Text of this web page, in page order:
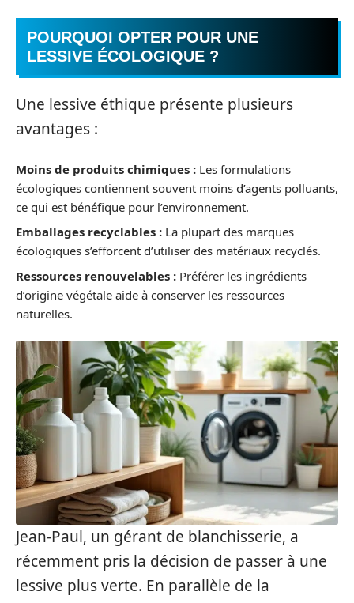
POURQUOI OPTER POUR UNE
LESSIVE ÉCOLOGIQUE ?
Une lessive éthique présente plusieurs
avantages :
Moins de produits chimiques : Les formulations
écologiques contiennent souvent moins d’agents polluants,
ce qui est bénéfique pour l’environnement.
Emballages recyclables : La plupart des marques
écologiques s’efforcent d’utiliser des matériaux recyclés.
Ressources renouvelables : Préférer les ingrédients
d’origine végétale aide à conserver les ressources
naturelles.
Jean-Paul, un gérant de blanchisserie, a
récemment pris la décision de passer à une
lessive plus verte. En parallèle de la